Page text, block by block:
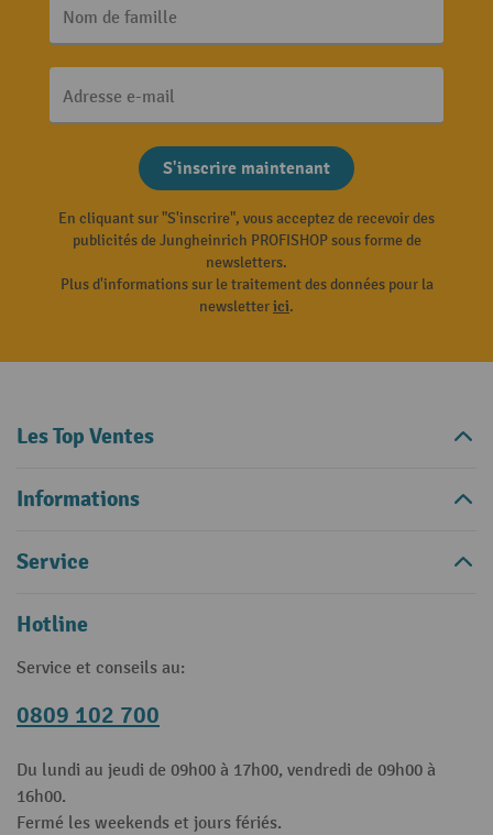
Nom de famille
Adresse e-mail
S'inscrire maintenant
En cliquant sur "S'inscrire", vous acceptez de recevoir des
publicités de Jungheinrich PROFISHOP sous forme de
newsletters.
Plus d'informations sur le traitement des données pour la
newsletterici.
Les Top Ventes
Informations
Service
Hotline
Service et conseils au:
0809 102 700
Du lundi au jeudi de 09h00 à 17h00, vendredi de 09h00 à
16h00.
Fermé les weekends et jours fériés.